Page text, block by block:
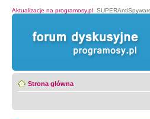
Aktualizacje na programosy.pl:
Strona główna